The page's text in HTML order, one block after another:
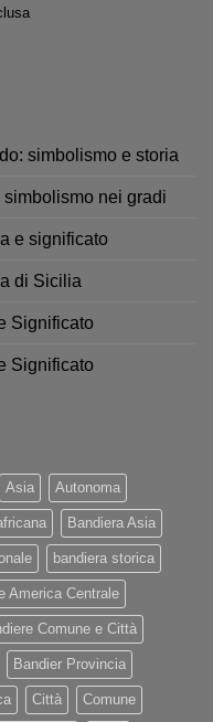
simbolismo e storia
nei gradi
e significato
di Sicilia
Significato
Significato
Asia Autonoma
Bandiera Asia
bandiera storica
America Centrale
Comune e Città
Bandier Provincia
Città Comune